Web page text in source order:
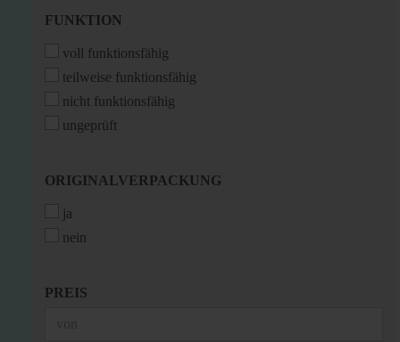
FUNKTION
FUNKTION
voll funktionsfähig
teilweise funktionsfähig
nicht funktionsfähig
ungeprüft
ORIGINALVERPACKUNG
ORIGINALVERPACKUNG
ja
nein
PREIS
PREIS